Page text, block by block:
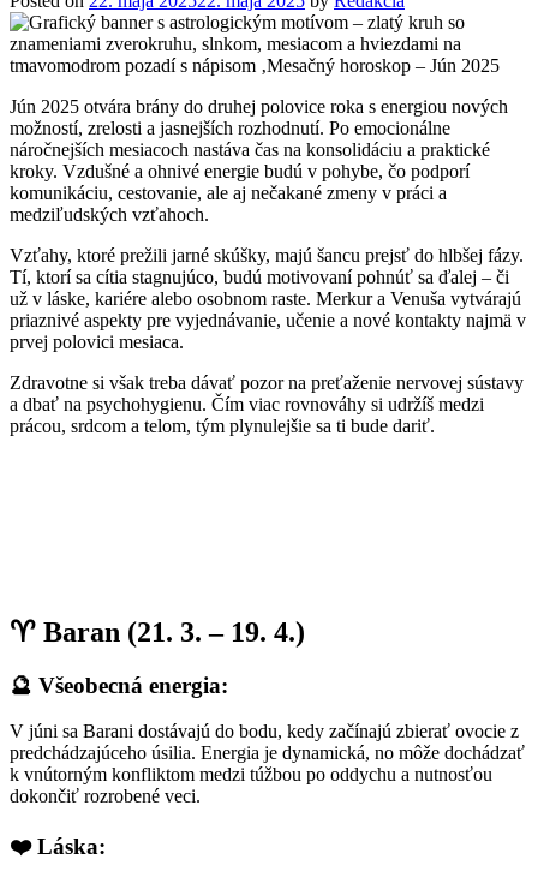
Jún 2025 otvára brány do druhej polovice roka s energiou nových
možností, zrelosti a jasnejších rozhodnutí. Po emocionálne
náročnejších mesiacoch nastáva čas na konsolidáciu a praktické
kroky. Vzdušné a ohnivé energie budú v pohybe, čo podporí
komunikáciu, cestovanie, ale aj nečakané zmeny v práci a
medziľudských vzťahoch.
Vzťahy, ktoré prežili jarné skúšky, majú šancu prejsť do hlbšej fázy.
Tí, ktorí sa cítia stagnujúco, budú motivovaní pohnúť sa ďalej – či
už v láske, kariére alebo osobnom raste. Merkur a Venuša vytvárajú
priaznivé aspekty pre vyjednávanie, učenie a nové kontakty najmä v
prvej polovici mesiaca.
Zdravotne si však treba dávať pozor na preťaženie nervovej sústavy
a dbať na psychohygienu. Čím viac rovnováhy si udržíš medzi
prácou, srdcom a telom, tým plynulejšie sa ti bude dariť.
♈ Baran (21. 3. – 19. 4.)
🔮 Všeobecná energia:
V júni sa Barani dostávajú do bodu, kedy začínajú zbierať ovocie z
predchádzajúceho úsilia. Energia je dynamická, no môže dochádzať
k vnútorným konfliktom medzi túžbou po oddychu a nutnosťou
dokončiť rozrobené veci.
❤️ Láska: